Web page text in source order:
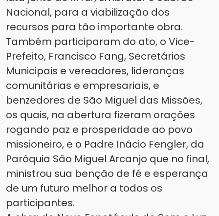
Nacional, para a viabilização dos
recursos para tão importante obra.
Também participaram do ato, o Vice-
Prefeito, Francisco Fang, Secretários
Municipais e vereadores, lideranças
comunitárias e empresariais, e
benzedores de São Miguel das Missões,
os quais, na abertura fizeram orações
rogando paz e prosperidade ao povo
missioneiro, e o Padre Inácio Fengler, da
Paróquia São Miguel Arcanjo que no final,
ministrou sua benção de fé e esperança
de um futuro melhor a todos os
participantes.